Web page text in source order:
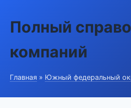
Полный
компаний
Главная » Южный федеральный